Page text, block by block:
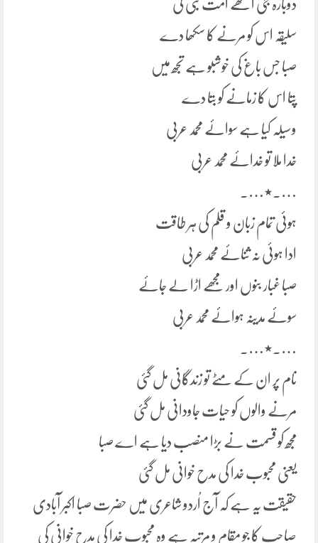
دوبارہ جی اُٹھے اُمت نبی کی
سلیقہ اس کو مرنے کا سکھا دے
صبا جس باغ کی خوشبو ہے تجھ میں
پتا اس کا زمانے کو بتا دے
وسیلہ کیا ہے سوائے محمد عربی
خدا ملا تو خدائے محمد عربی
….٭….
ہوئی تمام زبان و قلم کی ہر طاقت
ادا ہوئی نہ ثنائے محمد عربی
صبا غبار بنوں اور مجھے اڑا لے جائے
سوئے مدینہ ہوائے محمد عربی
….٭….
نام پر ان کے مٹے تو زندگانی مل گئی
مرنے والوں کو حیات جاودانی مل گئی
مجھ کو قسمت نے بڑا منصب دیا ہے اے صبا
یعنی محبوب خدا کی مدح خوانی مل گئی
حقیقت یہ ہے کہ آج اُردو شاعری میں حضرت صبا اکبر آبادی
صاحب کا جو مقام و مرتبہ ہے وہ محبوب خدا کی مدح خوانی کی